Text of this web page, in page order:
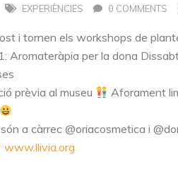
EXPERIÈNCIES 0 COMMENTS
i tornen els workshops de
Aromateràpia per la dona
prèvia al museu
Aforament
a càrrec @oriacosmetica i
www.llivia.org